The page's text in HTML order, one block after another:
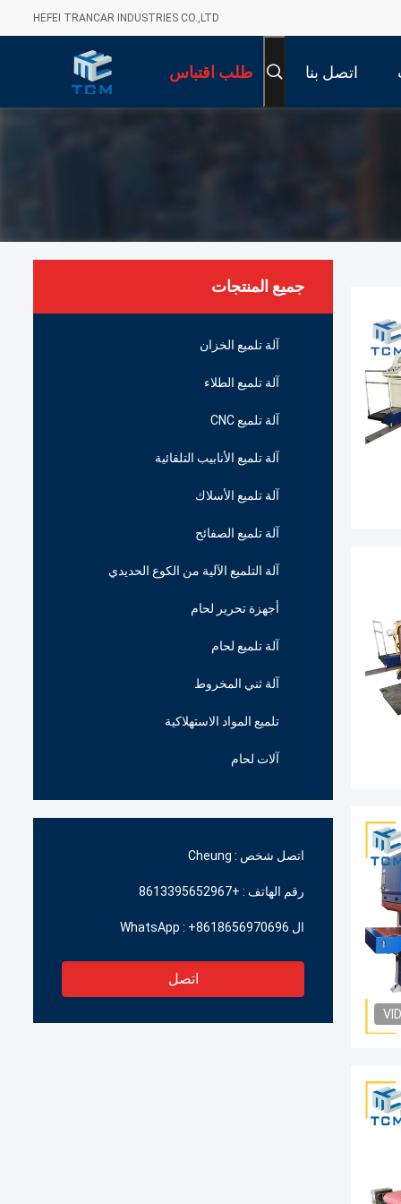
HEFEI TRANCAR INDUSTRIES CO.,LTD
اتصل بنا طلب اقتباس
جميع المنتجات
آلة تلميع الخزان
آلة تلميع الطلاء
آلة تلميع CNC
آلة تلميع الأنابيب التلقائية
آلة تلميع الأسلاك
آلة تلميع الصفائح
آلة التلميع الآلية من الكوع الحديدي
أجهزة تحرير لحام
آلة تلميع لحام
آلة ثني المخروط
تلميع المواد الاستهلاكية
آلات لحام
اتصل شخص : Cheung
رقم الهاتف : +8613395652967
ال WhatsApp : +8618656970696
اتصل